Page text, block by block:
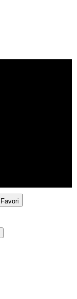
Favori